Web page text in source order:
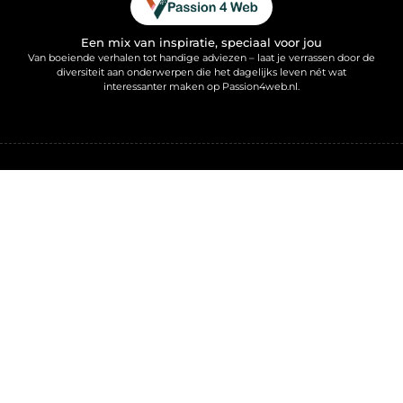
Een mix van inspiratie, speciaal voor jou
Van boeiende verhalen tot handige adviezen – laat je verrassen door de
diversiteit aan onderwerpen die het dagelijks leven nét wat
interessanter maken op Passion4web.nl.